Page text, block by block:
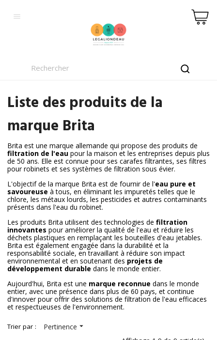

Liste des produits de la
marque Brita
Brita est une marque allemande qui propose des produits de
filtration de l'eau pour la maison et les entreprises depuis plus
de 50 ans. Elle est connue pour ses carafes filtrantes, ses filtres
pour robinets et ses systèmes de filtration sous évier.
L'objectif de la marque Brita est de fournir de l'eau pure et
savoureuse à tous, en éliminant les impuretés telles que le
chlore, les métaux lourds, les pesticides et autres contaminants
présents dans l'eau du robinet.
Les produits Brita utilisent des technologies de filtration
innovantes pour améliorer la qualité de l'eau et réduire les
déchets plastiques en remplaçant les bouteilles d'eau jetables.
Brita est également engagée dans la durabilité et la
responsabilité sociale, en travaillant à réduire son impact
environnemental et en soutenant des projets de
développement durable dans le monde entier.
Aujourd'hui, Brita est une marque reconnue dans le monde
entier, avec une présence dans plus de 60 pays, et continue
d'innover pour offrir des solutions de filtration de l'eau efficaces
et respectueuses de l'environnement.
Trier par : Pertinence 